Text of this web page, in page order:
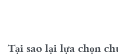
Tại sao lại lựa chọn